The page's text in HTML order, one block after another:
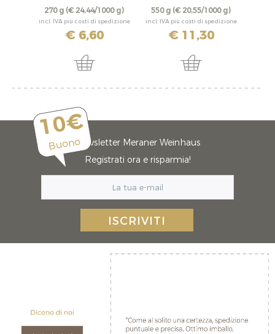
270 g (€ 24,44/1000 g)
incl. IVA più costi di spedizione
€ 6,60
550 g (€ 20,55/1000 g)
incl. IVA più costi di spedizione
€ 11,30
10€
BuonoNewsletter Meraner Weinhaus
Registrati ora e risparmia!
ISCRIVITI